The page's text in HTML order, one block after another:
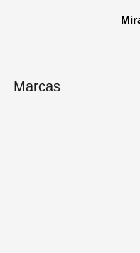
Marcas